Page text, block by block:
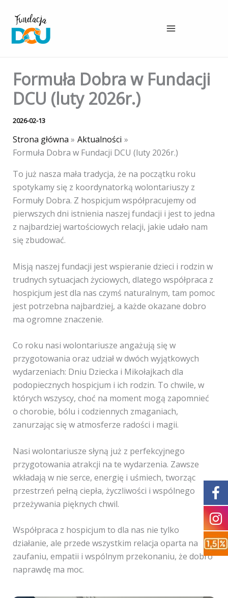
treści
Formuła Dobra w Fundacji
DCU (luty 2026r.)
2026-02-13
Strona główna
Aktualności
Formuła Dobra w Fundacji DCU (luty 2026r.)
To już nasza mała tradycja, że na początku roku
spotykamy się z koordynatorką wolontariuszy z
Formuły Dobra. Z hospicjum współpracujemy od
pierwszych dni istnienia naszej fundacji i jest to jedna
z najbardziej wartościowych relacji, jakie udało nam
się zbudować.
Misją naszej fundacji jest wspieranie dzieci i rodzin w
trudnych sytuacjach życiowych, dlatego współpraca z
hospicjum jest dla nas czymś naturalnym, tam pomoc
jest potrzebna najbardziej, a każde okazane dobro
ma ogromne znaczenie.
Co roku nasi wolontariusze angażują się w
przygotowania oraz udział w dwóch wyjątkowych
wydarzeniach: Dniu Dziecka i Mikołajkach dla
podopiecznych hospicjum i ich rodzin. To chwile, w
których wszyscy, choć na moment mogą zapomnieć
o chorobie, bólu i codziennych zmaganiach,
zanurzając się w atmosferze radości i magii.
Nasi wolontariusze słyną już z perfekcyjnego
przygotowania atrakcji na te wydarzenia. Zawsze
wkładają w nie serce, energię i uśmiech, tworząc
przestrzeń pełną ciepła, życzliwości i wspólnego
przeżywania pięknych chwil.
Współpraca z hospicjum to dla nas nie tylko
działanie, ale przede wszystkim relacja oparta na
zaufaniu, empatii i wspólnym przekonaniu, że dobro
naprawdę ma moc.